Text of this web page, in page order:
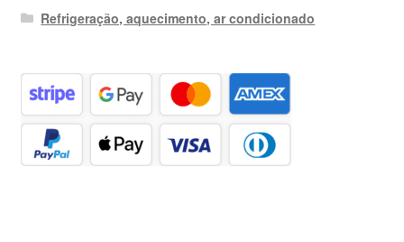
Refrigeração, aquecimento, ar condicionado